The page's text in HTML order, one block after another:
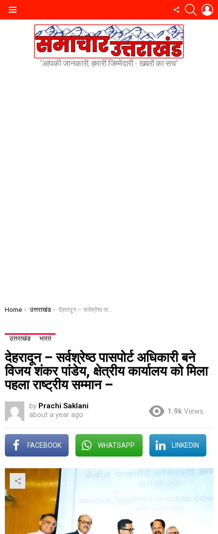
FOLLOW
"आपकी जानकारी, हमारी जिम्मेदारी - खबरों का सच"
You are here:
Home उत्तराखंड देहरादून – सर्वश्रेष्ठ पासपोर्ट अधिकारी बने विजय शंकर पांडेय, क्षेत्रीय कार्यालय को मिला पहला राष्ट्रीय सम्मान –
उत्तराखंड भारत
देहरादून – सर्वश्रेष्ठ पासपोर्ट अधिकारी बने
विजय शंकर पांडेय, क्षेत्रीय कार्यालय को मिला
पहला राष्ट्रीय सम्मान –
by Prachi Saklani
about a year ago
1.9k Views
FACEBOOK WHATSAPP LINKEDIN